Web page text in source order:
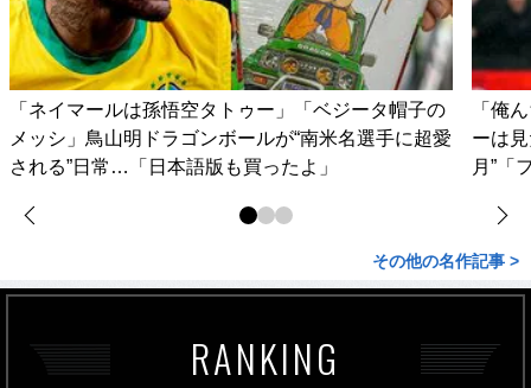
「ネイマールは孫悟空タトゥー」「ベジータ帽子の
メッシ」鳥山明ドラゴンボールが“南米名選手に超愛
される”日常…「日本語版も買ったよ」
「俺
ーは
月”「
その他の名作記事 >
RANKING